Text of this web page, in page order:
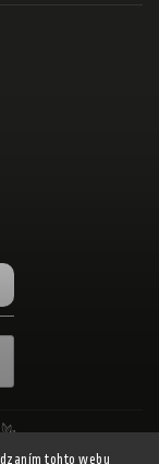
tohto webu